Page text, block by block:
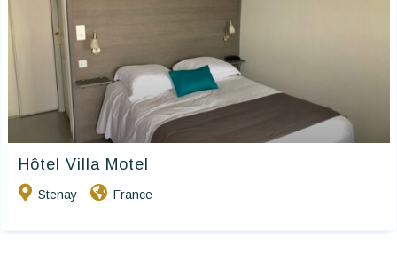
Hôtel Villa Motel
Stenay France